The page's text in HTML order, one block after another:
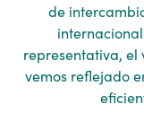
de
representativa, el
vemos reflejado